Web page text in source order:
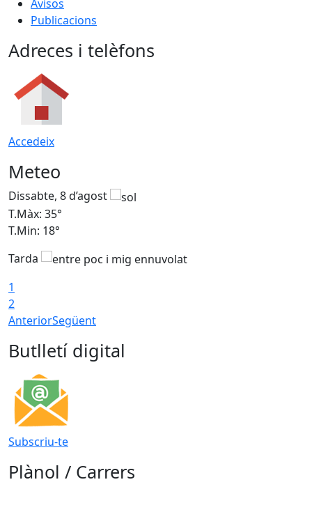
Avisos
Publicacions
Adreces i telèfons
Accedeix
Meteo
Dissabte, 8 d’agost
T.Màx: 35°
T.Min: 18°
Tarda
1
2
AnteriorSegüent
Butlletí digital
Subscriu-te
Plànol / Carrers